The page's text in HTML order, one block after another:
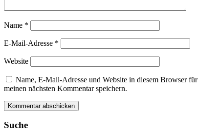
Name *
E-Mail-Adresse *
Website
Name, E-Mail-Adresse und Website in diesem Browser für
meinen nächsten Kommentar speichern.
Suche